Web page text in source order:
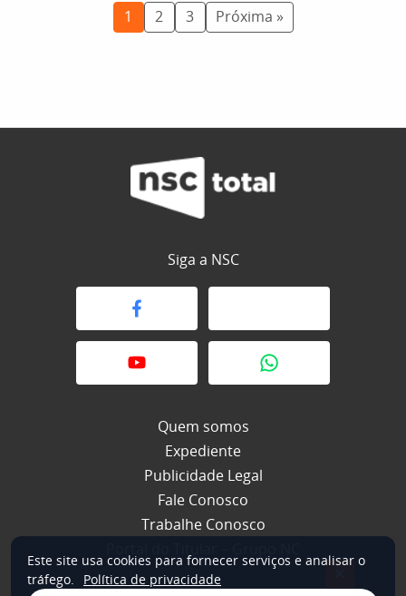
1 2 3 Próxima »
Siga a NSC
Quem somos
Expediente
Publicidade Legal
Fale Conosco
Trabalhe Conosco
Este site usa cookies para fornecer serviços e analisar o
tráfego.
Política de privacidade